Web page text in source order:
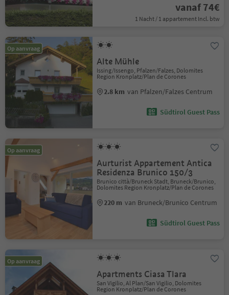
vanaf 74€
1 Nacht / 1 appartement Incl. btw
Op aanvraag
Alte Mühle
Issing/Issengo, Pfalzen/Falzes, Dolomites
Region Kronplatz/Plan de Corones
2.8 km van Pfalzen/Falzes Centrum
Südtirol Guest Pass
Op aanvraag
Aurturist Appartement Antica
Residenza Brunico 150/3
Brunico città/Bruneck Stadt, Bruneck/Brunico,
Dolomites Region Kronplatz/Plan de Corones
220 m van Bruneck/Brunico Centrum
Südtirol Guest Pass
Op aanvraag
Apartments Ciasa Tlara
San Vigilio, Al Plan/San Vigilio, Dolomites
Region Kronplatz/Plan de Corones